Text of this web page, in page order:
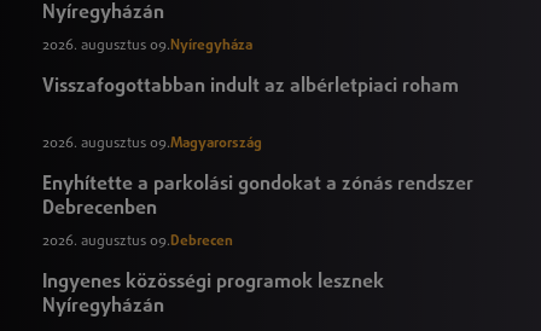
Nyíregyházán
2026. augusztus 09.Nyíregyháza
Visszafogottabban indult az albérletpiaci roham
2026. augusztus 09.Magyarország
Enyhítette a parkolási gondokat a zónás rendszer
Debrecenben
2026. augusztus 09.Debrecen
Ingyenes közösségi programok lesznek
Nyíregyházán